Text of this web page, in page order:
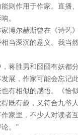
则作用于作家。直播
。
家博尔赫斯曾在《诗艺
当深沉的意义。我当
蒋胜男和囧囧有妖都
发展，作家可能会忘记
也有相似的感悟。《恰
得既有趣，又符合九爷
作家里，不少人对读者
。”